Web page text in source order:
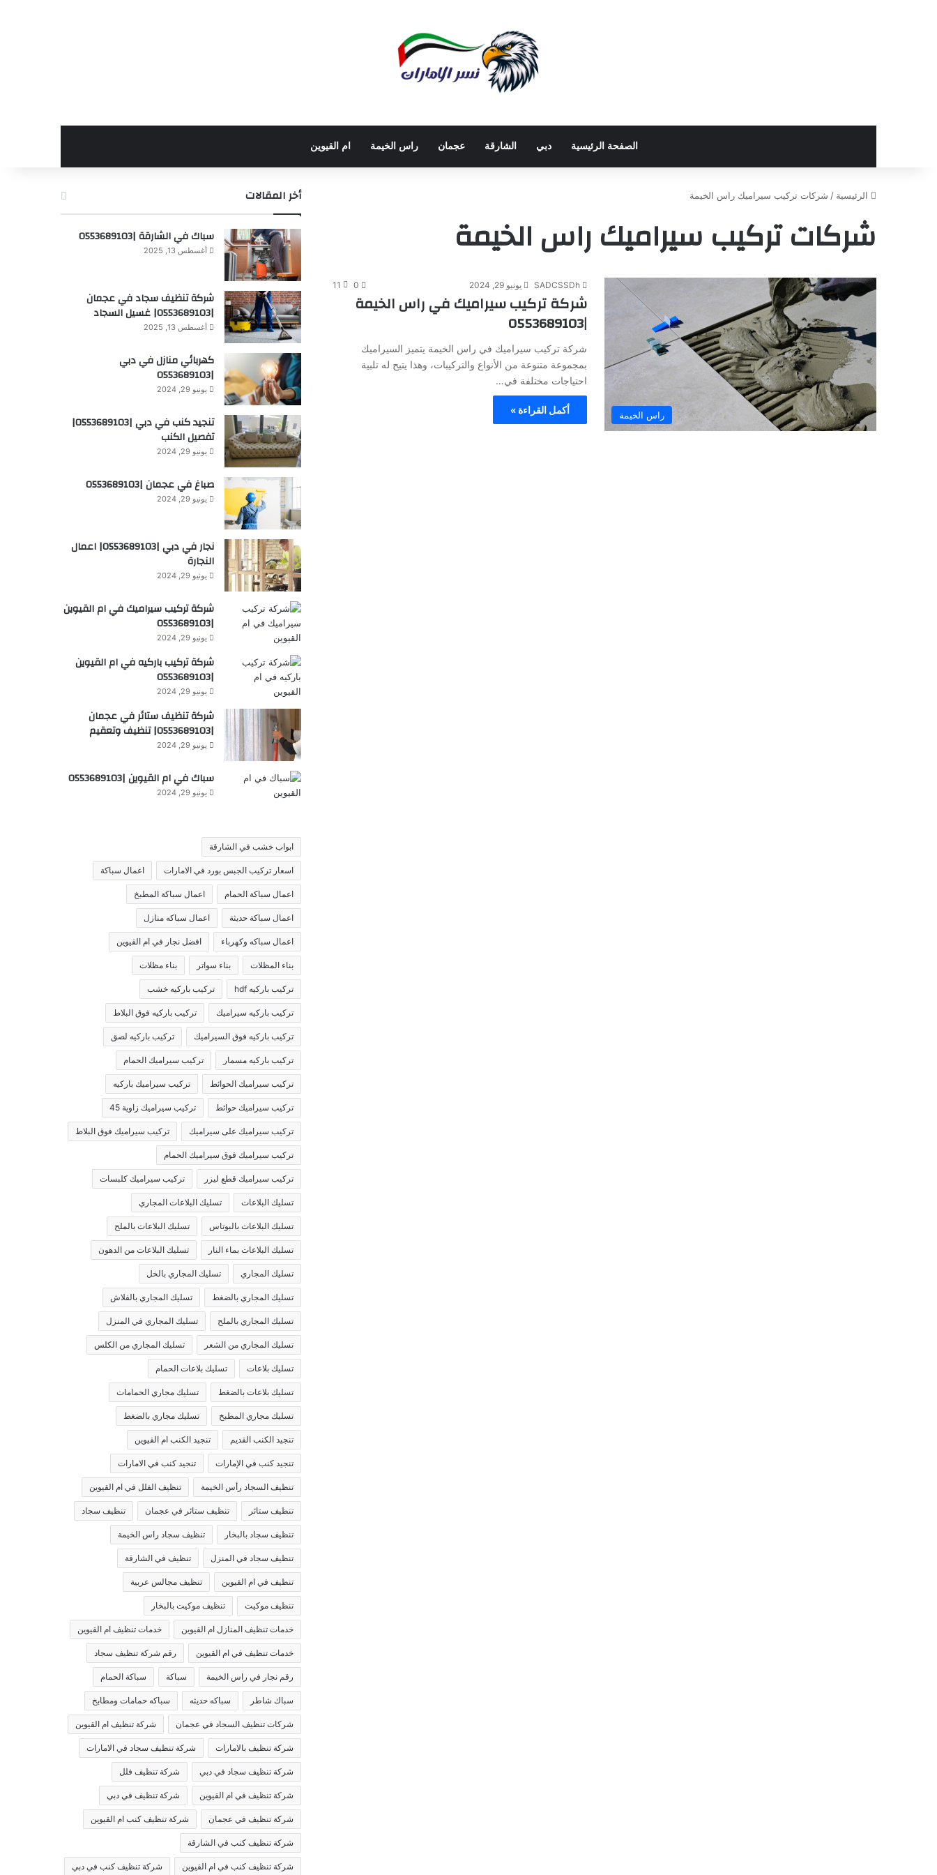
الصفحة الرئيسية دبي الشارقة عجمان راس الخيمة ام القيوين
الرئيسية / شركات تركيب سيراميك راس الخيمة
شركات تركيب سيراميك راس الخيمة
راس الخيمة
SADCSSDh يونيو 29, 2024 0
11
شركة تركيب سيراميك في راس الخيمة
|0553689103
شركة تركيب سيراميك في راس الخيمة يتميز السيراميك
بمجموعة متنوعة من الأنواع والتركيبات، وهذا يتيح له تلبية
احتياجات مختلفة في…
أكمل القراءة »
أخر المقالات
سباك في الشارقة |0553689103
أغسطس 13, 2025
شركة تنظيف سجاد في عجمان
|0553689103| غسيل السجاد
أغسطس 13, 2025
كهربائي منازل في دبي
|0553689103
يونيو 29, 2024
تنجيد كنب في دبي |0553689103|
تفصيل الكنب
يونيو 29, 2024
صباغ في عجمان |0553689103
يونيو 29, 2024
نجار في دبي |0553689103| اعمال
النجارة
يونيو 29, 2024
شركة تركيب سيراميك في ام القيوين
|0553689103
يونيو 29, 2024
شركة تركيب باركيه في ام القيوين
|0553689103
يونيو 29, 2024
شركة تنظيف ستائر في عجمان
|0553689103| تنظيف وتعقيم
يونيو 29, 2024
سباك في ام القيوين |0553689103
يونيو 29, 2024
ابواب خشب في الشارقة
اسعار تركيب الجبس بورد في الامارات اعمال سباكة
اعمال سباكة الحمام اعمال سباكة المطبخ
اعمال سباكة حديثة اعمال سباكه منازل
اعمال سباكه وكهرباء افضل نجار في ام القيوين
بناء المظلات بناء سواتر بناء مظلات
تركيب باركيه hdf تركيب باركيه خشب
تركيب باركيه سيراميك تركيب باركيه فوق البلاط
تركيب باركيه فوق السيراميك تركيب باركيه لصق
تركيب باركيه مسمار تركيب سيراميك الحمام
تركيب سيراميك الحوائط تركيب سيراميك باركيه
تركيب سيراميك حوائط تركيب سيراميك زاوية 45
تركيب سيراميك على سيراميك تركيب سيراميك فوق البلاط
تركيب سيراميك فوق سيراميك الحمام
تركيب سيراميك قطع ليزر تركيب سيراميك كلبسات
تسليك البلاعات تسليك البلاعات المجاري
تسليك البلاعات بالبوتاس تسليك البلاعات بالملح
تسليك البلاعات بماء النار تسليك البلاعات من الدهون
تسليك المجاري تسليك المجاري بالخل
تسليك المجاري بالضغط تسليك المجاري بالفلاش
تسليك المجاري بالملح تسليك المجاري في المنزل
تسليك المجاري من الشعر تسليك المجاري من الكلس
تسليك بلاعات تسليك بلاعات الحمام
تسليك بلاعات بالضغط تسليك مجاري الحمامات
تسليك مجاري المطبخ تسليك مجاري بالضغط
تنجيد الكنب القديم تنجيد الكنب ام القيوين
تنجيد كنب في الإمارات تنجيد كنب في الامارات
تنظيف السجاد رأس الخيمة تنظيف الفلل في ام القيوين
تنظيف ستائر تنظيف ستائر في عجمان تنظيف سجاد
تنظيف سجاد بالبخار تنظيف سجاد راس الخيمة
تنظيف سجاد في المنزل تنظيف في الشارقة
تنظيف في ام القيوين تنظيف مجالس عربية
تنظيف موكيت تنظيف موكيت بالبخار
خدمات تنظيف المنازل ام القيوين خدمات تنظيف ام القيوين
خدمات تنظيف في ام القيوين رقم شركة تنظيف سجاد
رقم نجار في راس الخيمة سباكة سباكة الحمام
سباك شاطر سباكه حديثه سباكه حمامات ومطابخ
شركات تنظيف السجاد في عجمان شركة تنظيف ام القيوين
شركة تنظيف بالامارات شركة تنظيف سجاد في الامارات
شركة تنظيف سجاد في دبي شركة تنظيف فلل
شركة تنظيف في ام القيوين شركة تنظيف في دبي
شركة تنظيف في عجمان شركة تنظيف كنب ام القيوين
شركة تنظيف كنب في الشارقة
شركة تنظيف كنب في ام القيوين شركة تنظيف كنب في دبي